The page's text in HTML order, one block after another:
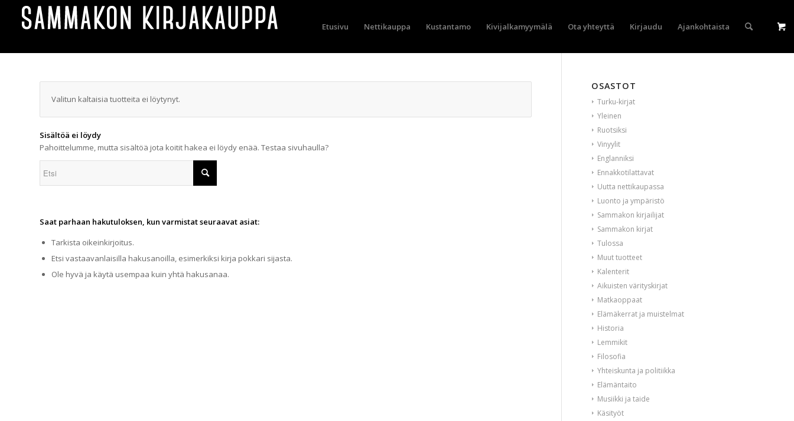
Etusivu Nettikauppa Kustantamo Kivijalkamyymälä Ota yhteyttä Kirjaudu Ajankohtaista
Valitun kaltaisia tuotteita ei löytynyt.
Sisältöä ei löydy
Pahoittelumme, mutta sisältöä jota koitit hakea ei löydy enää. Testaa sivuhaulla?
Saat parhaan hakutuloksen, kun varmistat seuraavat asiat:
Tarkista oikeinkirjoitus.
Etsi vastaavanlaisilla hakusanoilla, esimerkiksi kirja pokkari sijasta.
Ole hyvä ja käytä usempaa kuin yhtä hakusanaa.
OSASTOT
Turku-kirjat
Yleinen
Ruotsiksi
Vinyylit
Englanniksi
Ennakkotilattavat
Uutta nettikaupassa
Luonto ja ympäristö
Sammakon kirjailijat
Sammakon kirjat
Tulossa
Muut tuotteet
Kalenterit
Aikuisten värityskirjat
Matkaoppaat
Elämäkerrat ja muistelmat
Historia
Lemmikit
Filosofia
Yhteiskunta ja politiikka
Elämäntaito
Musiikki ja taide
Käsityöt